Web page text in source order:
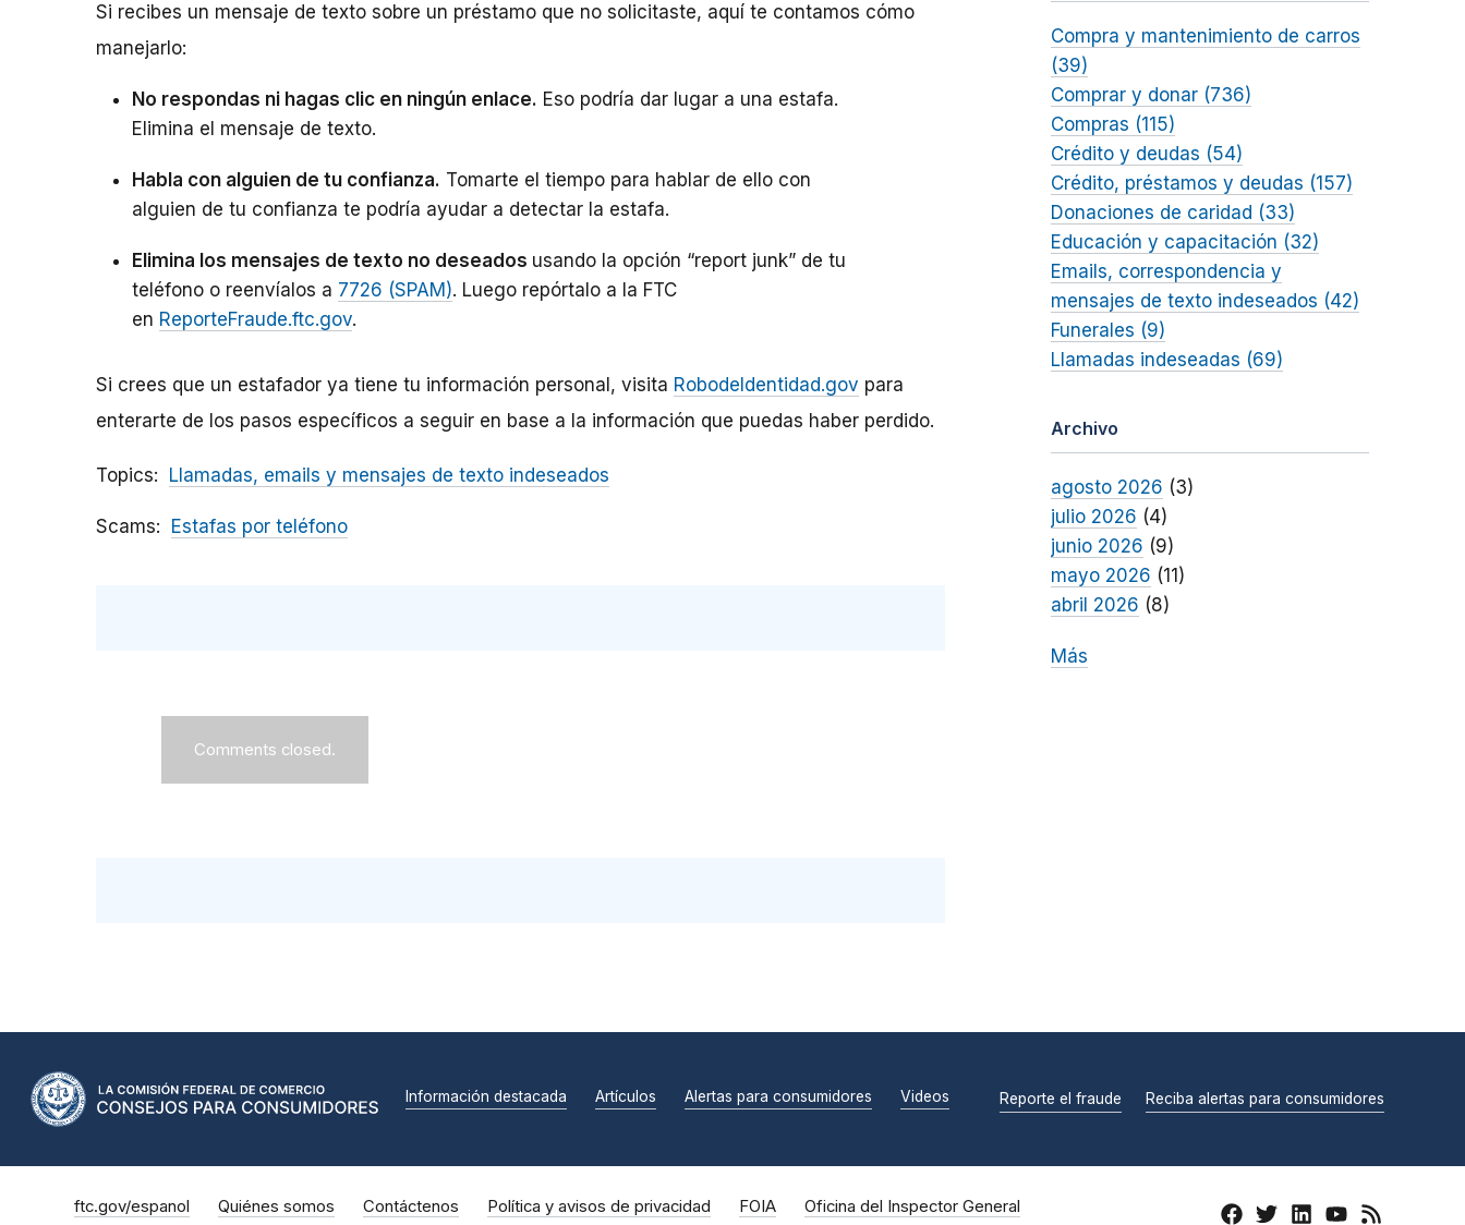
Si recibes un mensaje de texto sobre un préstamo que no solicitaste, aquí te contamos cómo
manejarlo:
No respondas ni hagas clic en ningún enlace. Eso podría dar lugar a una estafa.
Elimina el mensaje de texto.
Habla con alguien de tu confianza. Tomarte el tiempo para hablar de ello con
alguien de tu confianza te podría ayudar a detectar la estafa.
Elimina los mensajes de texto no deseados usando la opción “report junk” de tu
teléfono o reenvíalos a 7726 (SPAM). Luego repórtalo a la FTC
en ReporteFraude.ftc.gov.
Si crees que un estafador ya tiene tu información personal, visita RobodeIdentidad.gov para
enterarte de los pasos específicos a seguir en base a la información que puedas haber perdido.
Topics Llamadas, emails y mensajes de texto indeseados
Scams Estafas por teléfono
Comments closed.
Compra y mantenimiento de carros
(39)
Comprar y donar (736)
Compras (115)
Crédito y deudas (54)
Crédito, préstamos y deudas (157)
Donaciones de caridad (33)
Educación y capacitación (32)
Emails, correspondencia y
mensajes de texto indeseados (42)
Funerales (9)
Llamadas indeseadas (69)
Archivo
agosto 2026 (3)
julio 2026 (4)
junio 2026 (9)
mayo 2026 (11)
abril 2026 (8)
Más
Información destacada Artículos Alertas para consumidores Videos Reporte el fraude Reciba alertas para consumidores
ftc.gov/espanol Quiénes somos Contáctenos Política y avisos de privacidad FOIA Oficina del Inspector General